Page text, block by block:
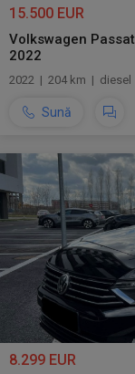
15.500 EUR
Volkswagen
2022
2022 | 204 km | diesel
Sună
8.299 EUR